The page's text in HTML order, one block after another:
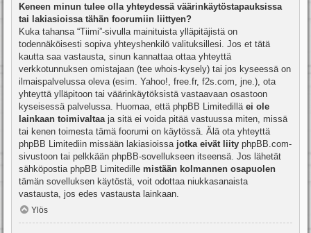
Keneen minun tulee olla yhteydessä väärinkäytöstapauksissa
tai lakiasioissa tähän foorumiin liittyen?
Kuka tahansa “Tiimi”-sivulla mainituista ylläpitäjistä on
todennäköisesti sopiva yhteyshenkilö valituksillesi. Jos et tätä
kautta saa vastausta, sinun kannattaa ottaa yhteyttä
verkkotunnuksen omistajaan (tee whois-kysely) tai jos kyseessä on
ilmaispalvelussa oleva (esim. Yahoo!, free.fr, f2s.com, jne.), ota
yhteyttä ylläpitoon tai väärinkäytöksistä vastaavaan osastoon
kyseisessä palvelussa. Huomaa, että phpBB Limitedillä ei ole
lainkaan toimivaltaa ja sitä ei voida pitää vastuussa miten, missä
tai kenen toimesta tämä foorumi on käytössä. Älä ota yhteyttä
phpBB Limitediin missään lakiasioissa jotka eivät liity phpBB.com-
sivustoon tai pelkkään phpBB-sovellukseen itseensä. Jos lähetät
sähköpostia phpBB Limitedille mistään kolmannen osapuolen
tämän sovelluksen käytöstä, voit odottaa niukkasanaista
vastausta, jos edes vastausta lainkaan.
Ylös